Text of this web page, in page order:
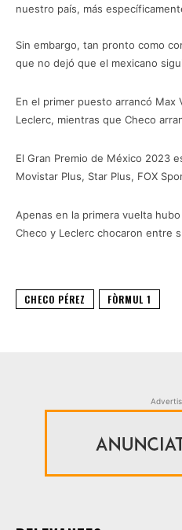
nuestro país, más
Sin embargo, tan pronto como
que no dejó que el mexicano
En el primer puesto arrancó Max
Leclerc, mientras que Checo
El Gran Premio de México 2023
Movistar Plus, Star Plus, FOX
Apenas en la primera vuelta
Checo y Leclerc chocaron entre
CHECO PÉREZ FÒRMUL 1